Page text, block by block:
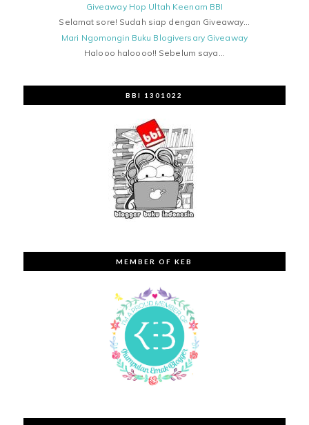
Giveaway Hop Ultah Keenam BBI
Selamat sore! Sudah siap dengan Giveaway...
Mari Ngomongin Buku Blogiversary Giveaway
Halooo haloooo!! Sebelum saya...
BBI 1301022
MEMBER OF KEB